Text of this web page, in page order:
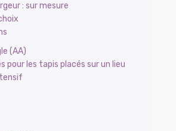
: sur mesure
(AA)
pour les tapis placés sur un lieu